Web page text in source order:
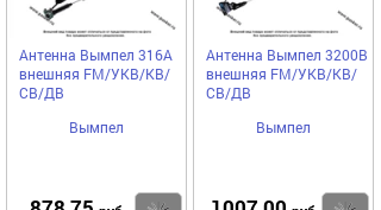
Антенна Вымпел 316А
внешняя FM/УКВ/КВ/
СВ/ДВ
Вымпел
Антенна Вымпел 3200B
внешняя FM/УКВ/КВ/
СВ/ДВ
Вымпел